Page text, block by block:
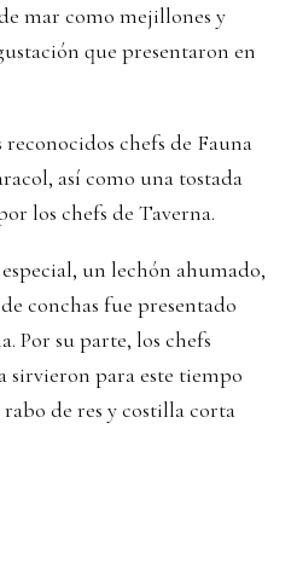
mar como mejillones y
que presentaron en
chefs de Fauna
así como una tostada
los chefs de Taverna.
un lechón ahumado,
conchas fue presentado
Por su parte, los chefs
sirvieron para este tiempo
de res y costilla corta